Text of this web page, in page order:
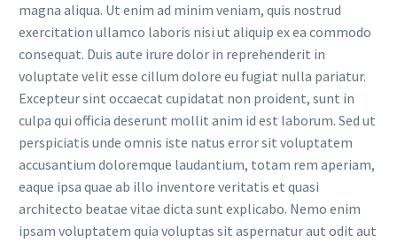
magna aliqua. Ut enim ad minim veniam, quis nostrud
exercitation ullamco laboris nisi ut aliquip ex ea commodo
consequat. Duis aute irure dolor in reprehenderit in
voluptate velit esse cillum dolore eu fugiat nulla pariatur.
Excepteur sint occaecat cupidatat non proident, sunt in
culpa qui officia deserunt mollit anim id est laborum. Sed ut
perspiciatis unde omnis iste natus error sit voluptatem
accusantium doloremque laudantium, totam rem aperiam,
eaque ipsa quae ab illo inventore veritatis et quasi
architecto beatae vitae dicta sunt explicabo. Nemo enim
ipsam voluptatem quia voluptas sit aspernatur aut odit aut